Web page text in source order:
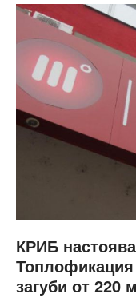
КРИБ
загуби от 220